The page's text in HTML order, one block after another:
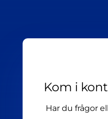
Kom i
Har du frågor